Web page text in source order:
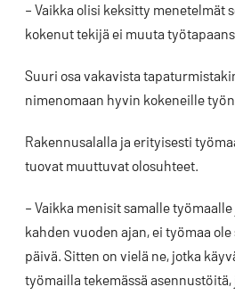
– Vaikka olisi keksitty menetelmät
kokenut tekijä ei muuta
Suuri osa vakavista
nimenomaan hyvin kokeneille
Rakennusalalla ja erityisesti
tuovat muuttuvat olosuhteet.
– Vaikka menisit samalle
kahden vuoden ajan, ei työmaa
päivä. Sitten on vielä ne, jotka
työmailla tekemässä